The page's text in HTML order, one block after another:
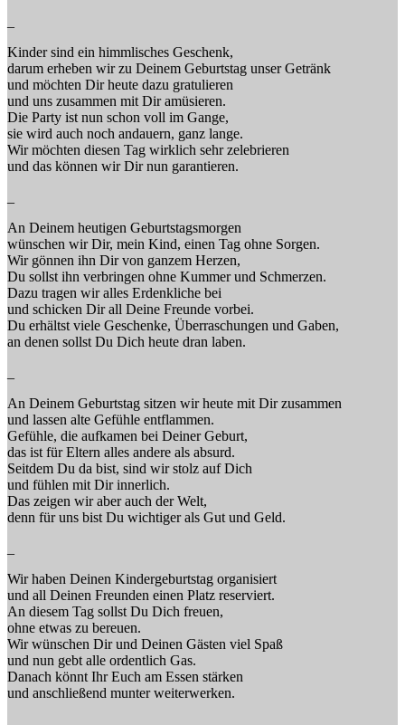
Kinder sind ein himmlisches Geschenk,
darum erheben wir zu Deinem Geburtstag unser Getränk
und möchten Dir heute dazu gratulieren
und uns zusammen mit Dir amüsieren.
Die Party ist nun schon voll im Gange,
sie wird auch noch andauern, ganz lange.
Wir möchten diesen Tag wirklich sehr zelebrieren
und das können wir Dir nun garantieren.
An Deinem heutigen Geburtstagsmorgen
wünschen wir Dir, mein Kind, einen Tag ohne Sorgen.
Wir gönnen ihn Dir von ganzem Herzen,
Du sollst ihn verbringen ohne Kummer und Schmerzen.
Dazu tragen wir alles Erdenkliche bei
und schicken Dir all Deine Freunde vorbei.
Du erhältst viele Geschenke, Überraschungen und Gaben,
an denen sollst Du Dich heute dran laben.
An Deinem Geburtstag sitzen wir heute mit Dir zusammen
und lassen alte Gefühle entflammen.
Gefühle, die aufkamen bei Deiner Geburt,
das ist für Eltern alles andere als absurd.
Seitdem Du da bist, sind wir stolz auf Dich
und fühlen mit Dir innerlich.
Das zeigen wir aber auch der Welt,
denn für uns bist Du wichtiger als Gut und Geld.
Wir haben Deinen Kindergeburtstag organisiert
und all Deinen Freunden einen Platz reserviert.
An diesem Tag sollst Du Dich freuen,
ohne etwas zu bereuen.
Wir wünschen Dir und Deinen Gästen viel Spaß
und nun gebt alle ordentlich Gas.
Danach könnt Ihr Euch am Essen stärken
und anschließend munter weiterwerken.